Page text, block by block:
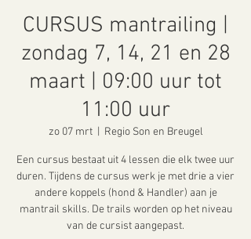
CURSUS mantrailing |
zondag 7, 14, 21 en 28
maart | 09:00 uur tot
11:00 uur
zo 07 mrt
  |
Regio Son en Breugel
Een cursus bestaat uit 4 lessen die elk twee uur
duren. Tijdens de cursus werk je met drie a vier
andere koppels (hond & Handler) aan je
mantrail skills. De trails worden op het niveau
van de cursist aangepast.